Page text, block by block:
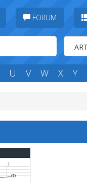
FORUM
U V W X Y